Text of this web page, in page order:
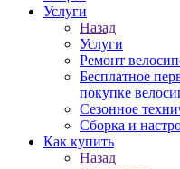
Услуги
Назад
Услуги
Ремонт
Бесплатное
покупке
Сезонное
Сборка и
Как купить
Назад